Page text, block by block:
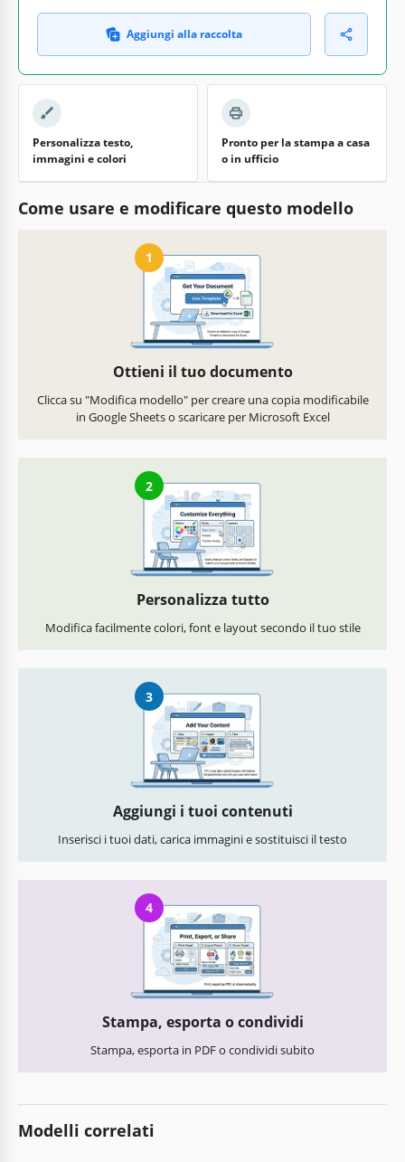
Aggiungi alla raccolta
Personalizza testo,
immagini e colori
Pronto per la stampa a casa
o in ufficio
Come usare e modificare questo modello
1
Ottieni il tuo documento
Clicca su "Modifica modello" per creare una copia modificabile
in Google Sheets o scaricare per Microsoft Excel
2
Personalizza tutto
Modifica facilmente colori, font e layout secondo il tuo stile
3
Aggiungi i tuoi contenuti
Inserisci i tuoi dati, carica immagini e sostituisci il testo
4
Stampa, esporta o condividi
Stampa, esporta in PDF o condividi subito
Modelli correlati